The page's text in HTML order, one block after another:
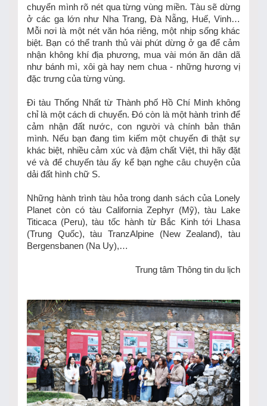
chuyển mình rõ nét qua từng vùng miền. Tàu sẽ dừng
ở các ga lớn như Nha Trang, Đà Nẵng, Huế, Vinh…
Mỗi nơi là một nét văn hóa riêng, một nhịp sống khác
biệt. Bạn có thể tranh thủ vài phút dừng ở ga để cảm
nhận không khí địa phương, mua vài món ăn dân dã
như bánh mì, xôi gà hay nem chua - những hương vị
đặc trưng của từng vùng.
Đi tàu Thống Nhất từ Thành phố Hồ Chí Minh không
chỉ là một cách di chuyển. Đó còn là một hành trình để
cảm nhận đất nước, con người và chính bản thân
mình. Nếu bạn đang tìm kiếm một chuyến đi thật sự
khác biệt, nhiều cảm xúc và đậm chất Việt, thì hãy đặt
vé và để chuyến tàu ấy kể bạn nghe câu chuyện của
dải đất hình chữ S.
Những hành trình tàu hỏa trong danh sách của Lonely
Planet còn có tàu California Zephyr (Mỹ), tàu Lake
Titicaca (Peru), tàu tốc hành từ Bắc Kinh tới Lhasa
(Trung Quốc), tàu TranzAlpine (New Zealand), tàu
Bergensbanen (Na Uy),…
Trung tâm Thông tin du lịch
TIN KHÁC